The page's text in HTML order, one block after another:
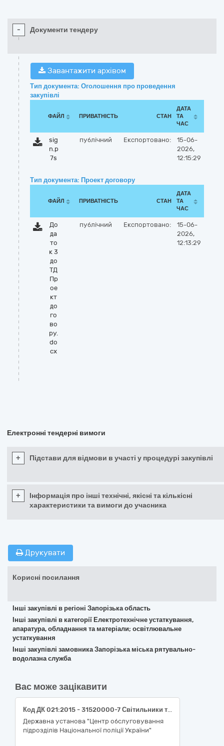
- Документи тендеру
Завантажити архівом
Тип документа: Оголошення про проведення
закупівлі
ФАЙЛ ПРИВАТНІСТЬ СТАН
ДАТА
ТА
ЧАС
sig
n.p
7s
публічний Експортовано:
15-06-
2026,
12:15:29
Тип документа: Проект договору
ФАЙЛ ПРИВАТНІСТЬ СТАН
ДАТА
ТА
ЧАС
До
да
то
к 3
до
ТД
Пр
ое
кт
до
го
во
ру.
do
cx
публічний Експортовано:
15-06-
2026,
12:13:29
Електронні тендерні вимоги
+ Підстави для відмови в участі у процедурі закупівлі
+
Інформація про інші технічні, якісні та кількісні
характеристики та вимоги до учасника
Друкувати
Корисні посилання
Інші закупівлі в регіоні Запорізька область
Інші закупівлі в категорії Електротехнічне устаткування,
апаратура, обладнання та матеріали; освітлювальне
устаткування
Інші закупівлі замовника Запорізька міська рятувально-
водолазна служба
Вас може зацікавити
Код ДК 021:2015 - 31520000-7 Світильники та освітлювальна арматура (Ліхтарі).
Державна установа "Центр обслуговування
підрозділів Національної поліції України"